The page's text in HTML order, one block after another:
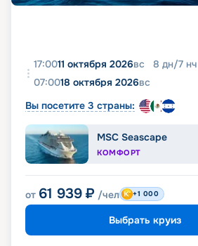
17:0011 октября 2026вс 8 дн/7 нч
07:0018 октября 2026вс
Вы посетите 3 страны:
MSC Seascape
КОМФОРТ
от 61 939 ₽ /чел +1 000
Выбрать круиз